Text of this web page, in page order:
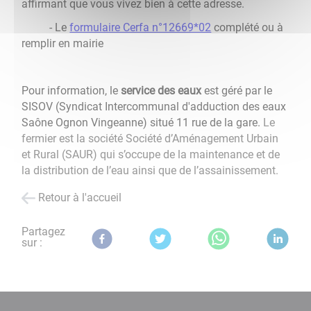
affirmant que vous vivez bien à cette adresse.
- Leformulaire Cerfa n°12669*02 complété ou à
remplir en mairie
Pour information, le service des eauxest géré par le
SISOV (Syndicat Intercommunal d'adduction des eaux
Saône Ognon Vingeanne) situé 11 rue de la gare. Le
fermier est la société Société d’Aménagement Urbain
et Rural (SAUR) qui s’occupe de la maintenance et de
la distribution de l’eau ainsi que de l’assainissement.
Retour à l'accueil
Partagez
sur :